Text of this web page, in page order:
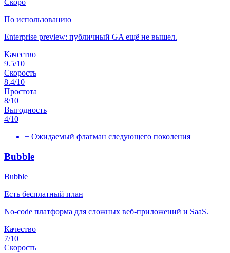
Скоро
По использованию
Enterprise preview: публичный GA ещё не вышел.
Качество
9.5/10
Скорость
8.4/10
Простота
8/10
Выгодность
4/10
+ Ожидаемый флагман следующего поколения
Bubble
Bubble
Есть бесплатный план
No-code платформа для сложных веб-приложений и SaaS.
Качество
7/10
Скорость